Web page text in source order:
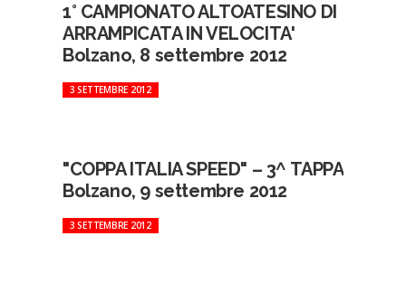
1° CAMPIONATO ALTOATESINO DI
ARRAMPICATA IN VELOCITA'
Bolzano, 8 settembre 2012
3 SETTEMBRE 2012
"COPPA ITALIA SPEED" – 3^ TAPPA
Bolzano, 9 settembre 2012
3 SETTEMBRE 2012